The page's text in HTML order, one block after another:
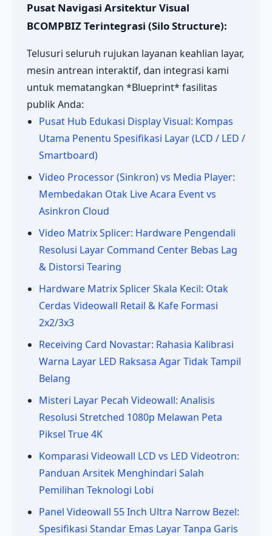
Pusat Navigasi Arsitektur Visual
BCOMPBIZ Terintegrasi (Silo Structure):
Telusuri seluruh rujukan layanan keahlian layar,
mesin antrean interaktif, dan integrasi kami
untuk mematangkan *Blueprint* fasilitas
publik Anda:
Pusat Hub Edukasi Display Visual: Kompas
Utama Penentu Spesifikasi Layar (LCD / LED /
Smartboard)
Video Processor (Sinkron) vs Media Player:
Membedakan Otak Live Acara Event vs
Asinkron Cloud
Video Matrix Splicer: Hardware Pengendali
Resolusi Layar Command Center Bebas Lag
& Distorsi Tearing
Hardware Matrix Splicer Skala Kecil: Otak
Cerdas Videowall Retail & Kafe Formasi
2x2/3x3
Receiving Card Novastar: Rahasia Kalibrasi
Warna Layar LED Raksasa Agar Tidak Tampil
Belang
Misteri Layar Pecah Videowall: Analisis
Resolusi Stretched 1080p Melawan Peta
Piksel True 4K
Komparasi Videowall LCD vs LED Videotron:
Panduan Arsitek Menghindari Salah
Pemilihan Teknologi Lobi
Panel Videowall 55 Inch Ultra Narrow Bezel:
Spesifikasi Standar Emas Layar Tanpa Garis